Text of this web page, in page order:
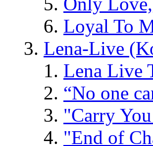
Loyal To
Lena-Live
Lena Live
“No one
"Carry
"End of